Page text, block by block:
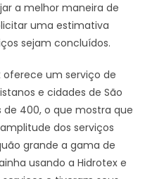
a melhor maneira de
uma estimativa
sejam concluídos.
oferece um serviço de
e cidades de São
de 400, o que mostra que
dos serviços
grande a gama de
usando a Hidrotex e